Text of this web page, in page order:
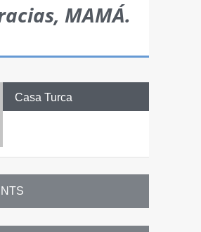
MAMÁ.
Casa Turca